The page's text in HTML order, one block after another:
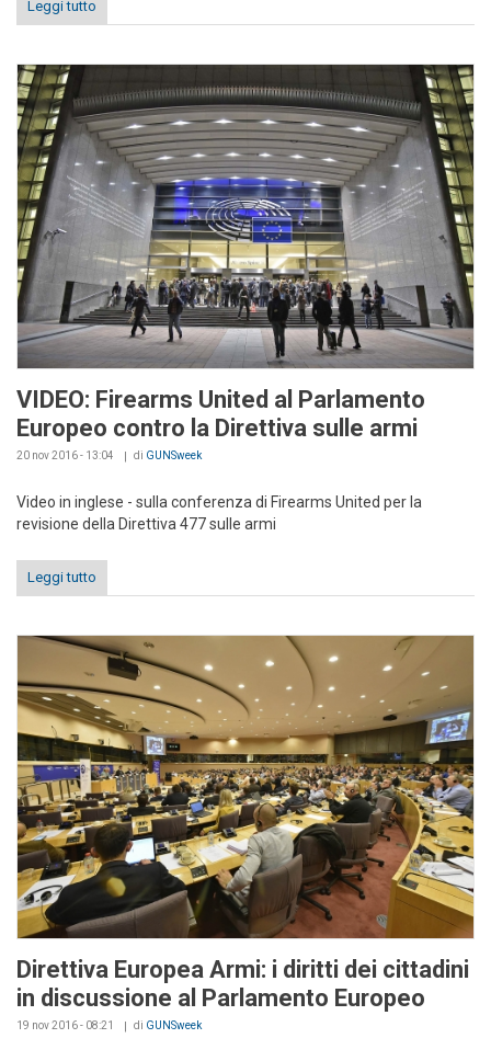
Leggi tutto
VIDEO: Firearms United al Parlamento
Europeo contro la Direttiva sulle armi
20 nov 2016 - 13:04 di GUNSweek
Video in inglese - sulla conferenza di Firearms United per la
revisione della Direttiva 477 sulle armi
Leggi tutto
Direttiva Europea Armi: i diritti dei cittadini
in discussione al Parlamento Europeo
19 nov 2016 - 08:21 di GUNSweek